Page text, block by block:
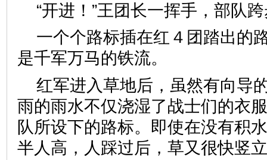
“开进！”王团长一挥手，部队
一个个路标插在红４团踏出的
是千军万马的铁流。
红军进入草地后，虽然有向导
雨的雨水不仅浇湿了战士们的衣
队所设下的路标。即使在没有积
半人高，人踩过后，草又很快竖